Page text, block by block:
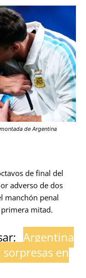
de Argentina
de final del
adverso de dos
manchón penal
mitad.
Argentina
en